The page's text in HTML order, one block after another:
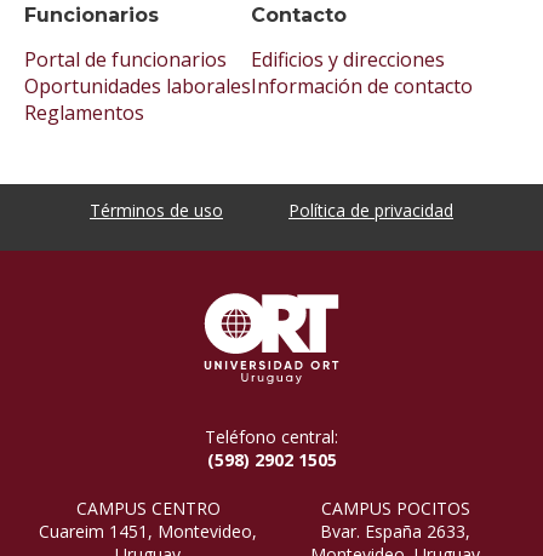
Funcionarios
Portal de funcionarios
Oportunidades laborales
Reglamentos
Contacto
Edificios y direcciones
Información de contacto
Términos de uso Política de privacidad
Teléfono central:
(598) 2902 1505
CAMPUS CENTRO
Cuareim 1451, Montevideo,
CAMPUS POCITOS
Bvar. España 2633,